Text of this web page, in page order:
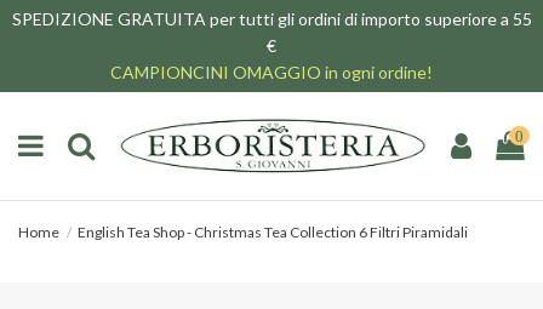
SPEDIZIONE GRATUITA per tutti gli ordini di importo superiore a 55
€
CAMPIONCINI OMAGGIO in ogni ordine!
0
Home English Tea Shop - Christmas Tea Collection 6 Filtri Piramidali